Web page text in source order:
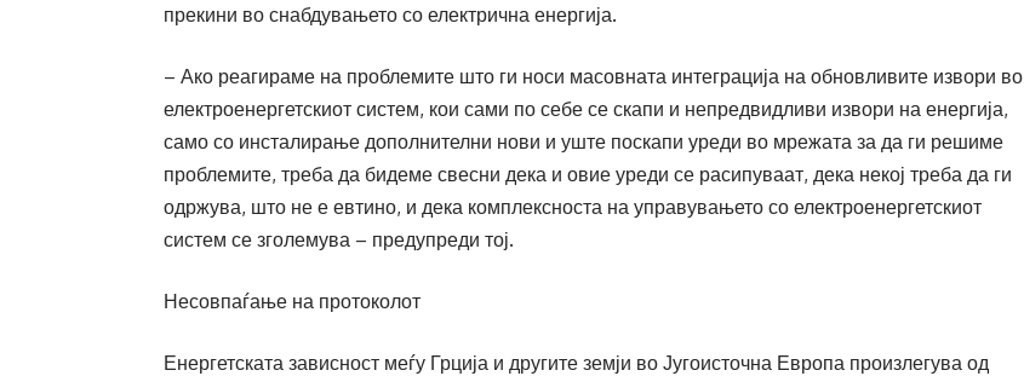
прекини во снабдувањето со електрична енергија.
– Ако реагираме на проблемите што ги носи масовната интеграција на обновливите извори во
електроенергетскиот систем, кои сами по себе се скапи и непредвидливи извори на енергија,
само со инсталирање дополнителни нови и уште поскапи уреди во мрежата за да ги решиме
проблемите, треба да бидеме свесни дека и овие уреди се расипуваат, дека некој треба да ги
одржува, што не е евтино, и дека комплексноста на управувањето со електроенергетскиот
систем се зголемува – предупреди тој.
Несовпаѓање на протоколот
Енергетската зависност меѓу Грција и другите земји во Југоисточна Европа произлегува од